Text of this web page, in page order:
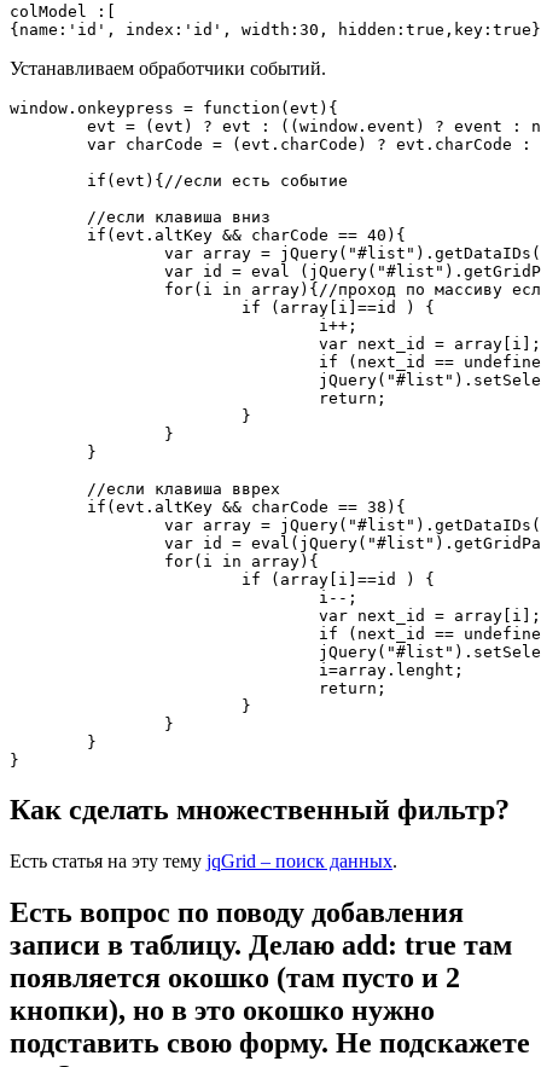
colModel :[
{name:'id', index:'id', width:30, hidden:true,key:true}
Устанавливаем обработчики событий.
window.onkeypress = function(evt){
}
Как сделать множественный фильтр?
Есть статья на эту тему jqGrid – поиск данных.
Есть вопрос по поводу добавления
записи в таблицу. Делаю add: true там
появляется окошко (там пусто и 2
кнопки), но в это окошко нужно
подставить свою форму. Не подскажете